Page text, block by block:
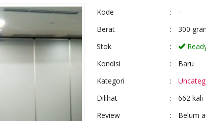
Kode :
-
Berat
:
300
Stok
:
Kondisi
:
Baru
Kategori
:
Dilihat
:
662 kali
Review
: Belum